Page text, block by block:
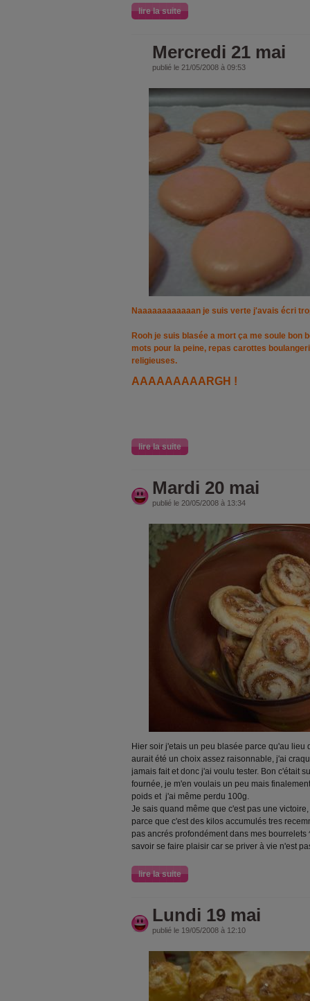
lire la suite
Mercredi 21 mai
publié le 21/05/2008 à 09:53
Naaaaaaaaaaaan je suis verte j'avais écri
Rooh je suis blasée a mort ça me soule bon
mots pour la peine, repas carottes
religieuses.
AAAAAAAAARGH !
lire la suite
Mardi 20 mai
publié le 20/05/2008 à 13:34
Hier soir j'etais un peu blasée parce qu'au lieu
aurait été un choix assez raisonnable, j'ai
jamais fait et donc j'ai voulu tester. Bon c'était
fournée, je m'en voulais un peu mais
poids et j'ai même perdu 100g.
Je sais quand même que c'est pas une
parce que c'est des kilos accumulés tres
pas ancrés profondément dans mes bourrelets
savoir se faire plaisir car se priver à vie n'est
lire la suite
Lundi 19 mai
publié le 19/05/2008 à 12:10